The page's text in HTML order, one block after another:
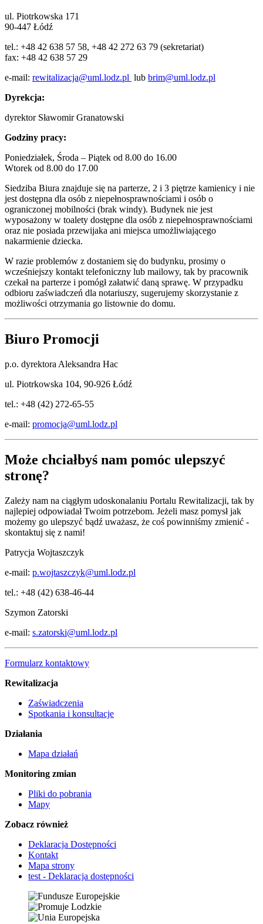
ul. Piotrkowska 171
90-447 Łódź
tel.: +48 42 638 57 58, +48 42 272 63 79 (sekretariat)
fax: +48 42 638 57 29
e-mail: rewitalizacja@uml.lodz.pl lub brim@uml.lodz.pl
Dyrekcja:
dyrektor Sławomir Granatowski
Godziny pracy:
Poniedziałek, Środa – Piątek od 8.00 do 16.00
Wtorek od 8.00 do 17.00
Siedziba Biura znajduje się na parterze, 2 i 3 piętrze kamienicy i nie
jest dostępna dla osób z niepełnosprawnościami i osób o
ograniczonej mobilności (brak windy). Budynek nie jest
wyposażony w toalety dostępne dla osób z niepełnosprawnościami
oraz nie posiada przewijaka ani miejsca umożliwiającego
nakarmienie dziecka.
W razie problemów z dostaniem się do budynku, prosimy o
wcześniejszy kontakt telefoniczny lub mailowy, tak by pracownik
czekał na parterze i pomógł załatwić daną sprawę. W przypadku
odbioru zaświadczeń dla notariuszy, sugerujemy skorzystanie z
możliwości otrzymania go listownie do domu.
Biuro Promocji
p.o. dyrektora Aleksandra Hac
ul. Piotrkowska 104, 90-926 Łódź
tel.: +48 (42) 272-65-55
e-mail: promocja@uml.lodz.pl
Może chciałbyś nam pomóc ulepszyć
stronę?
Zależy nam na ciągłym udoskonalaniu Portalu Rewitalizacji, tak by
najlepiej odpowiadał Twoim potrzebom. Jeżeli masz pomysł jak
możemy go ulepszyć bądź uważasz, że coś powinniśmy zmienić -
skontaktuj się z nami!
Patrycja Wojtaszczyk
e-mail: p.wojtaszczyk@uml.lodz.pl
tel.: +48 (42) 638-46-44
Szymon Zatorski
e-mail: s.zatorski@uml.lodz.pl
Formularz kontaktowy
Rewitalizacja
Zaświadczenia
Spotkania i konsultacje
Działania
Mapa działań
Monitoring zmian
Pliki do pobrania
Mapy
Zobacz również
Deklaracja Dostępności
Kontakt
Mapa strony
test - Deklaracja dostępności